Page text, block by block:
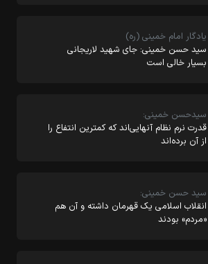
یادگار امام خمینی (ره)
سید حسن خمینی: جای شهید لاریجانی
بسیار خالی است
سیدحسن خمینی:
قدرت نرم نظام آنهایی‌اند که کمترین انتفاع را
از آن برده‌اند
سید حسن خمینی:
انقلاب اسلامی یک قهرمان داشته و آن هم
«مردم» بودند